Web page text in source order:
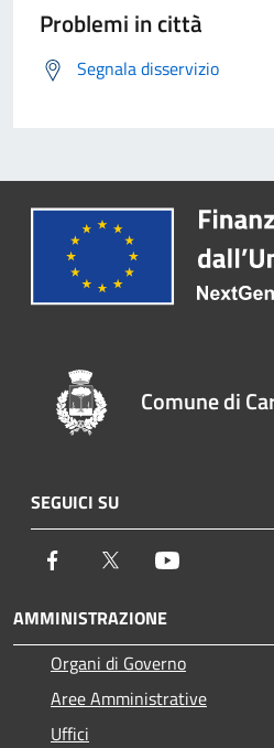
Problemi in città
Segnala disservizio
Comune di
SEGUICI SU
Facebook Twitter
AMMINISTRAZIONE
Organi di Governo
Aree Amministrative
Uffici